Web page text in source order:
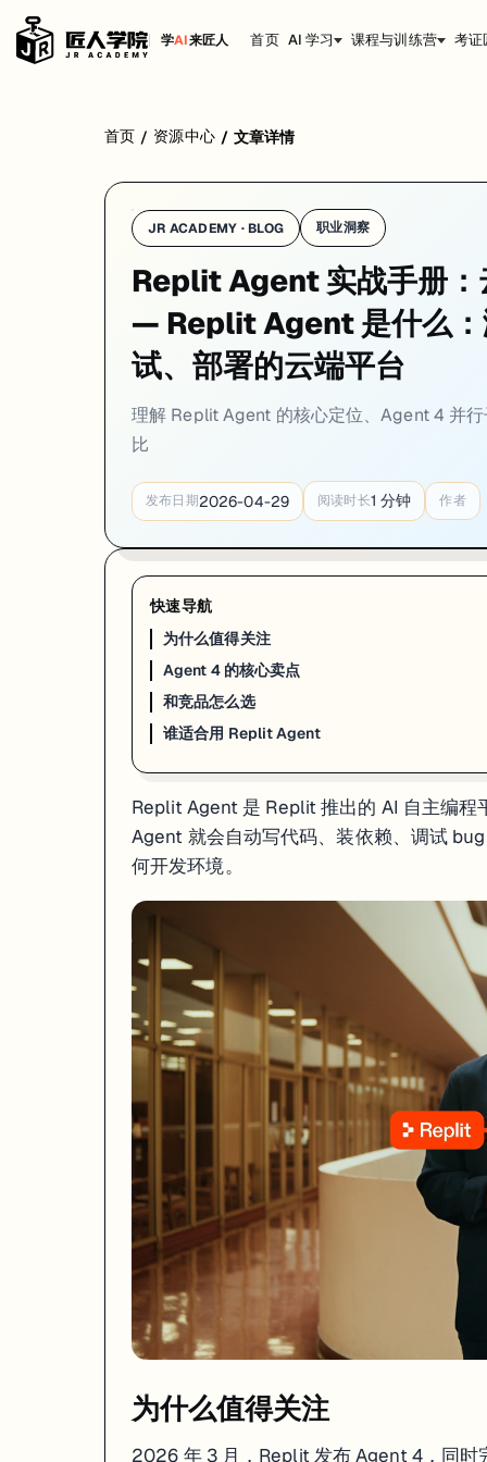
学AI来匠人 首页 AI 学习 课程与训练营 考证
为什么值得关注
2026 年 3 月，Replit 发布 Agent 4，同时完成 4 亿美元 D 轮融资，
这些数字说明一件事：用 AI 写代码已经从"玩具"变成了"生产力工具" 。
Agent 4 最大的变化是引入了**并行子代理（Parallel Sub-Agents）**
Manager Agent（总调度）
    ├── Editor Agent 1 → 写前端代码
    ├── Editor Agent 2 → 写后端 API
    ├── Editor Agent 3 → 配数据库
不再是一行行代码从头写到尾，而是像一个真正的开发团队一样并行
Design Canvas——一个无限画布，你可以在上面画草图
和竞品怎么选
首页 / 资源中心 / 文章详情
JR ACADEMY · BLOG 职业洞察
Replit Agent 实战手册：
— Replit Agent 是什么：
试、部署的云端平台
理解 Replit Agent 的核心定位、Agent 4 并
比
发布日期2026-04-29 阅读时长1 分钟 作者
快速导航
为什么值得关注
Agent 4 的核心卖点
和竞品怎么选
谁适合用 Replit Agent
Replit Agent 是 Replit 推出的 AI 自主编
Agent 就会自动写代码、装依赖、调试
何开发环境。
为什么值得关注
2026 年 3 月，Replit 发布 Agent 4，同时